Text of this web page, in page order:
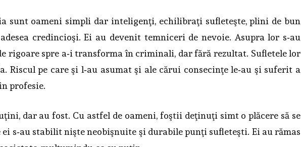
sunt oameni simpli dar inteligenţi, echili­braţi sufleteşte, plini de bun
credinci­oşi. Ei au devenit temniceri de nevoie. Asupra lor s‑au
rigoare spre a‑i transforma în criminali, dar fără rezultat. Sufletele lor
Riscul pe care şi l‑au asumat şi ale cărui consecinţe le‑au şi suferit a
profesie.
dar au fost. Cu astfel de oameni, foştii deţinuţi simt o plăcere să se
s‑au stabilit nişte neobişnuite şi durabile punţi sufleteşti. Ei au rămas